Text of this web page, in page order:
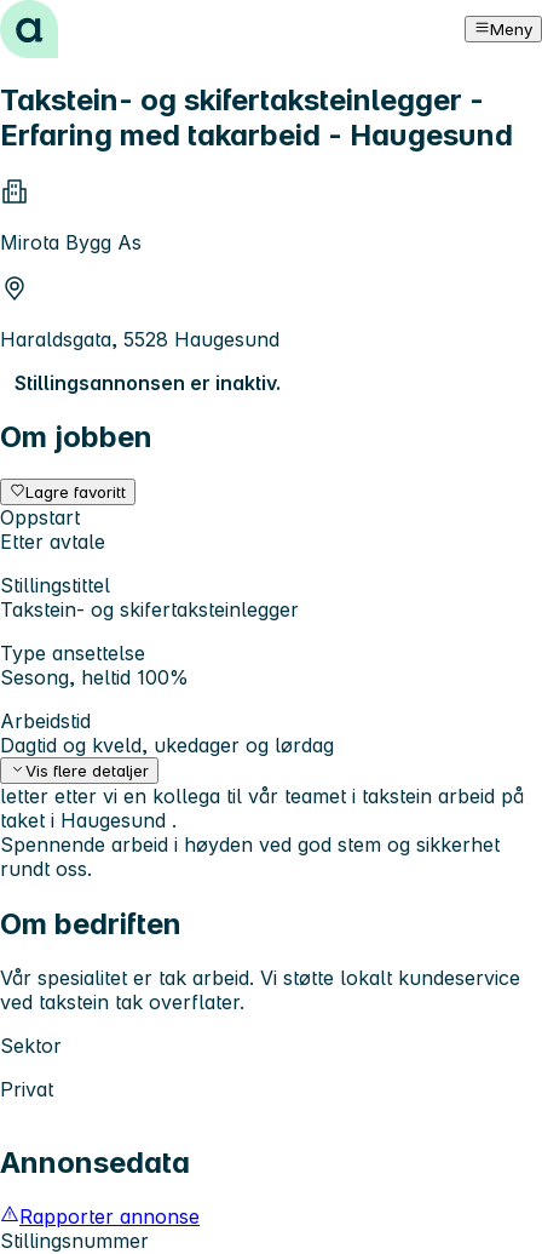
Hopp til innhold Meny
Takstein- og skifertaksteinlegger -
Erfaring med takarbeid - Haugesund
Mirota Bygg As
Haraldsgata, 5528 Haugesund
Stillingsannonsen er inaktiv.
Om jobben
Lagre favoritt
Oppstart
Etter avtale
Stillingstittel
Takstein- og skifertaksteinlegger
Type ansettelse
Sesong, heltid 100%
Arbeidstid
Dagtid og kveld, ukedager og lørdag
Vis flere detaljer
letter etter vi en kollega til vår teamet i takstein arbeid på
taket i Haugesund .
Spennende arbeid i høyden ved god stem og sikkerhet
rundt oss.
Om bedriften
Vår spesialitet er tak arbeid. Vi støtte lokalt kundeservice
ved takstein tak overflater.
Sektor
Privat
Annonsedata
Rapporter annonse
Stillingsnummer